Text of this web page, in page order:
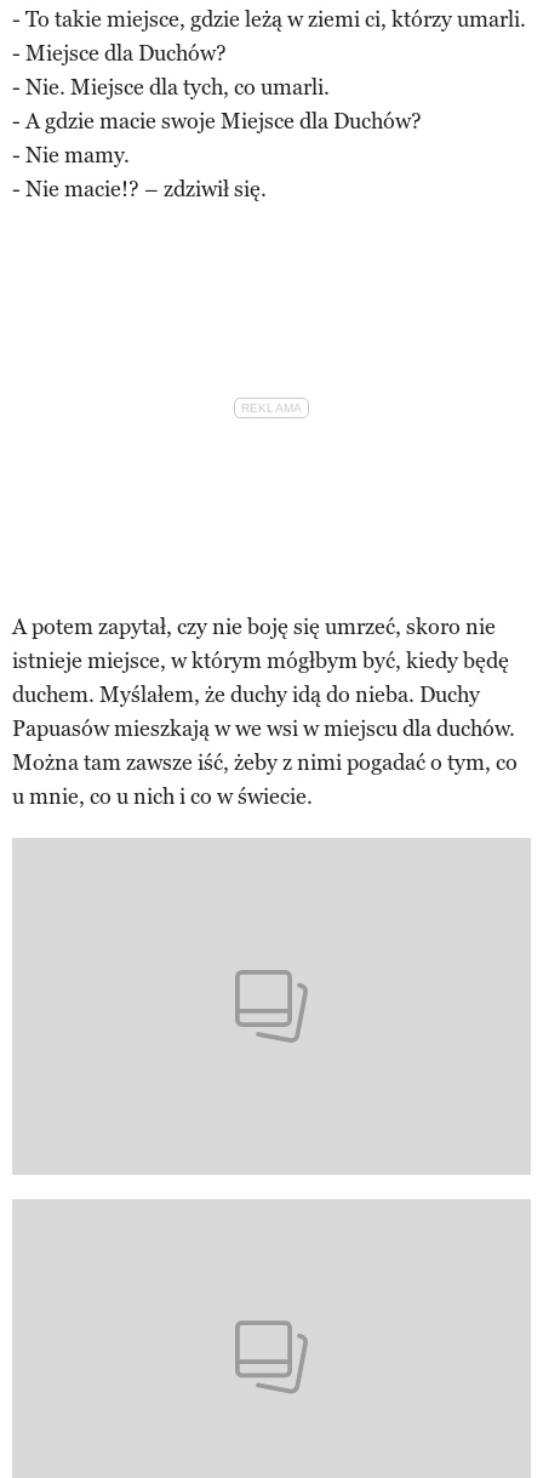
- To takie miejsce, gdzie leżą w ziemi ci, którzy umarli.
- Miejsce dla Duchów?
- Nie. Miejsce dla tych, co umarli.
- A gdzie macie swoje Miejsce dla Duchów?
- Nie mamy.
- Nie macie!? – zdziwił się.
A potem zapytał, czy nie boję się umrzeć, skoro nie
istnieje miejsce, w którym mógłbym być, kiedy będę
duchem. Myślałem, że duchy idą do nieba. Duchy
Papuasów mieszkają w we wsi w miejscu dla duchów.
Można tam zawsze iść, żeby z nimi pogadać o tym, co
u mnie, co u nich i co w świecie.